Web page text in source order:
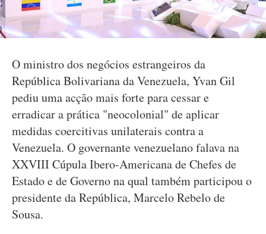
O ministro dos negócios estrangeiros da
República Bolivariana da Venezuela, Yvan Gil
pediu uma acção mais forte para cessar e
erradicar a prática "neocolonial" de aplicar
medidas coercitivas unilaterais contra a
Venezuela. O governante venezuelano falava na
XXVIII Cúpula Ibero-Americana de Chefes de
Estado e de Governo na qual também participou o
presidente da República, Marcelo Rebelo de
Sousa.